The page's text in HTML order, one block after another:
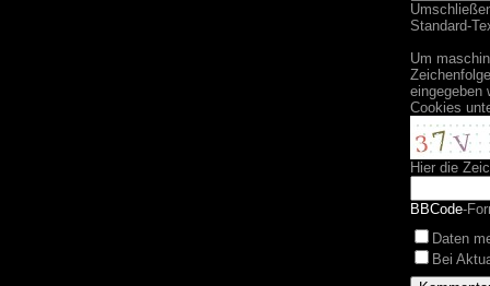
Standard-
Um
eingegeben
Cookies
Hier die
BBCode-
Daten
Bei